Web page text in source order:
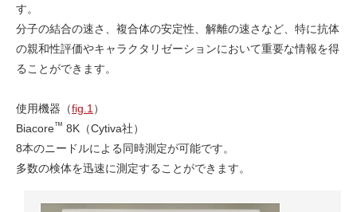
す。
分子の結合の速さ、複合体の安定性、解離の速さなど、特に抗体
の親和性評価やキャラクタリゼーションにおいて重要な情報を得
ることができます。
使用機器（fig.1 ）
Biacore™ 8K（Cytiva社）
8本のニードルによる同時測定が可能です。
多数の検体を迅速に測定することができます。